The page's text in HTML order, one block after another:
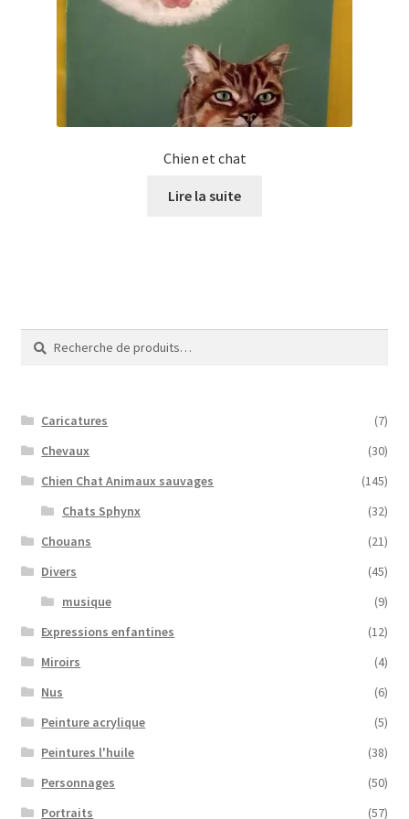
Chien et chat
Lire la suite
Recherche
pour :
Recherche
Caricatures
(7)
Chevaux
(30)
Chien Chat Animaux sauvages
(145)
Chats Sphynx
(32)
Chouans
(21)
Divers
(45)
musique
(9)
Expressions enfantines
(12)
Miroirs
(4)
Nus
(6)
Peinture acrylique
(5)
Peintures l'huile
(38)
Personnages
(50)
Portraits
(57)